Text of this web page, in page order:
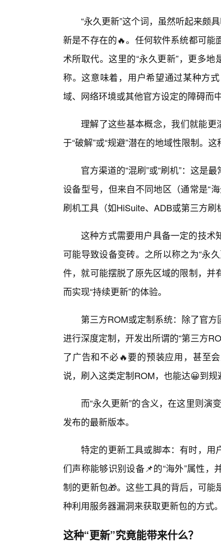
“永久更新”这个词，虽然听起来颇
新是不存在的🔥。任何软件系统都可
术所取代。这里的“永久更新”，更多
称。这意味着，用户希望通过某种方
域、网络环境或其他官方设定的障碍而
理解了这些基本概念，我们就能更
于“破解”或“规避”潜在的地域性限制。
官方渠道的“混刷”或“刷机”：这是
设备型号，但来自不同地区（通常是“
刷机工具（如HiSuite、ADB或第三方
这种方式需要用户具备一定的技术
可能导致设备变砖。之所以称之为“永
件，就可能摆脱了原先区域的限制，
而实现“持续更新”的体验。
第三方ROM或定制系统：除了官
进行深度定制，开发出所谓的“第三方
了广告和不必🔥要的预装应用，甚至
说，刷入这类定制ROM，也能达😀到
而“永久更新”的含义，在这里则演
发布的最新版本。
特定的更新工具或脚本：有时，用
们声称能够识别设备📌的“海外”属性
制的更新包🎁。这些工具的背后，可
种利用服务器漏洞来获取更新包的方式
这种“更新”究竟能带来什么？